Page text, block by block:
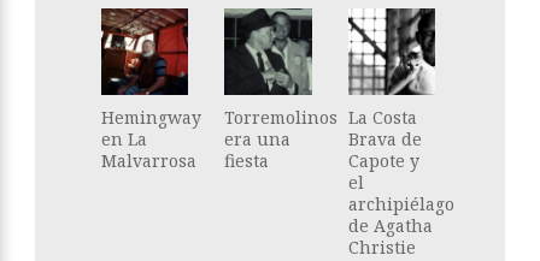
Hemingway
en La
Malvarrosa
Torremolinos
era una
fiesta
La Costa
Brava de
Capote y
el
archipiélago
de Agatha
Christie